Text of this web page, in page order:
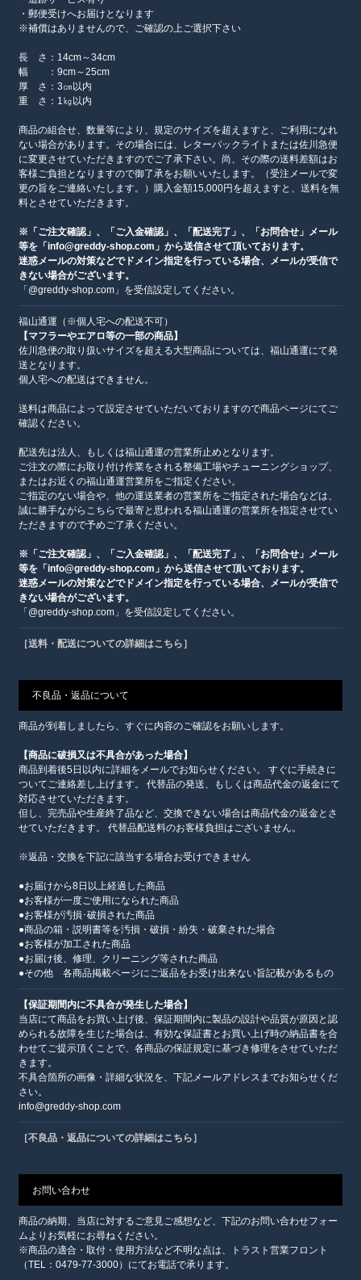
・郵便受けへお届けとなります
※補償はありませんので、ご確認の上ご選択下さい
長 さ：14cm～34cm
幅 ：9cm～25cm
厚 さ：3㎝以内
重 さ：1㎏以内
商品の組合せ、数量等により、規定のサイズを超えますと、ご利用になれ
ない場合があります。その場合には、レターパックライトまたは佐川急便
に変更させていただきますのでご了承下さい。尚、その際の送料差額はお
客様ご負担となりますので御了承をお願いいたします。（受注メールで変
更の旨をご連絡いたします。）購入金額15,000円を超えますと、送料を無
料とさせていただきます。
※「ご注文確認」、「ご入金確認」、「配送完了」、「お問合せ」メール
等を「info@greddy-shop.com」から送信させて頂いております。
迷惑メールの対策などでドメイン指定を行っている場合、メールが受信で
きない場合がございます。
「@greddy-shop.com」を受信設定してください。
福山通運（※個人宅への配送不可）
【マフラーやエアロ等の一部の商品】
佐川急便の取り扱いサイズを超える大型商品については、福山通運にて発
送となります。
個人宅への配送はできません。
送料は商品によって設定させていただいておりますので商品ページにてご
確認ください。
配送先は法人、もしくは福山通運の営業所止めとなります。
ご注文の際にお取り付け作業をされる整備工場やチューニングショップ、
またはお近くの福山通運営業所をご指定ください。
ご指定のない場合や、他の運送業者の営業所をご指定された場合などは、
誠に勝手ながらこちらで最寄と思われる福山通運の営業所を指定させてい
ただきますので予めご了承ください。
※「ご注文確認」、「ご入金確認」、「配送完了」、「お問合せ」メール
等を「info@greddy-shop.com」から送信させて頂いております。
迷惑メールの対策などでドメイン指定を行っている場合、メールが受信で
きない場合がございます。
「@greddy-shop.com」を受信設定してください。
［送料・配送についての詳細はこちら］
不良品・返品について
商品が到着しましたら、すぐに内容のご確認をお願いします。
【商品に破損又は不具合があった場合】
商品到着後5日以内に詳細をメールでお知らせください。 すぐに手続きに
ついてご連絡差し上げます。 代替品の発送、もしくは商品代金の返金にて
対応させていただきます。
但し、完売品や生産終了品など、交換できない場合は商品代金の返金とさ
せていただきます。 代替品配送料のお客様負担はございません。
※返品・交換を下記に該当する場合お受けできません
●お届けから8日以上経過した商品
●お客様が一度ご使用になられた商品
●お客様が汚損･破損された商品
●商品の箱・説明書等を汚損・破損・紛失・破棄された場合
●お客様が加工された商品
●お届け後、修理、クリーニング等された商品
●その他 各商品掲載ページにご返品をお受け出来ない旨記載があるもの
【保証期間内に不具合が発生した場合】
当店にて商品をお買い上げ後、保証期間内に製品の設計や品質が原因と認
められる故障を生じた場合は、有効な保証書とお買い上げ時の納品書を合
わせてご提示頂くことで、各商品の保証規定に基づき修理をさせていただ
きます。
不具合箇所の画像・詳細な状況を、下記メールアドレスまでお知らせくだ
さい。
info@greddy-shop.com
［不良品・返品についての詳細はこちら］
お問い合わせ
商品の納期、当店に対するご意見ご感想など、下記のお問い合わせフォー
ムよりお気軽にお尋ねください。
※商品の適合・取付・使用方法など不明な点は、トラスト営業フロント
（TEL：0479-77-3000）にてお電話で承ります。